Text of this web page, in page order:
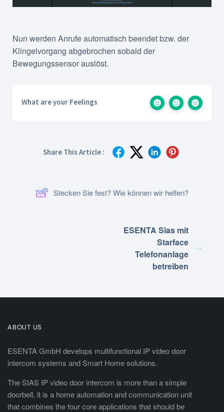
Nun werden Anrufe automatisch beendet bzw. der
Klingelvorgang abgebrochen sobald der
Bewegungssensor auslöst.
What are your Feelings
Share This Article :
Stecken Sie fest? Wie können wir helfen?
ESENTA Sias mit
Starface
Telefonanlage
betreiben
ABOUT US
ESENTA GmbH develops multifunctional IP video door
intercom systems and Smart Home solutions.
The SIAS IP video door intercom is more than a simple
doorbell, it is a home automation and communication unit
that combines the four core applications that should be